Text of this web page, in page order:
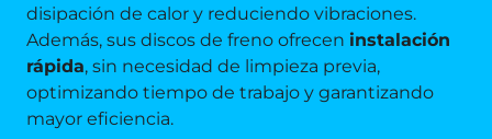
disipación de calor y reduciendo vibraciones.
Además, sus discos de freno ofrecen instalación
rápida, sin necesidad de limpieza previa,
optimizando tiempo de trabajo y garantizando
mayor eficiencia.